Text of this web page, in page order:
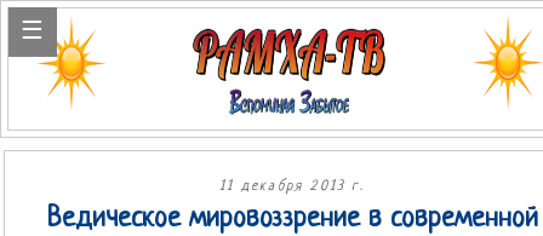
11 декабря 2013 г.
Ведическое мировоззрение в современной